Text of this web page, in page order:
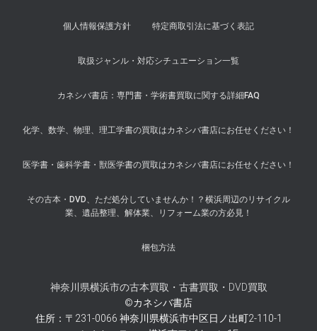
個人情報保護方針 特定商取引法に基づく表記
取扱ジャンル・対応シチュエーション一覧
カネシバ書店：専門書・学術書買取に関する詳細FAQ
化学、数学、物理、理工学書の買取はカネシバ書店にお任せください！
医学書・歯科学書・獣医学書の買取はカネシバ書店にお任せください！
その古本・DVD、ただ処分していませんか！？横浜周辺のリサイクル
業、遺品整理、解体業、リフォーム業の方必見！
梱包方法
神奈川県横浜市の古本買取・古書買取・DVD買取
©カネシバ書店
住所：〒231-0066 神奈川県横浜市中区日ノ出町2-110-1